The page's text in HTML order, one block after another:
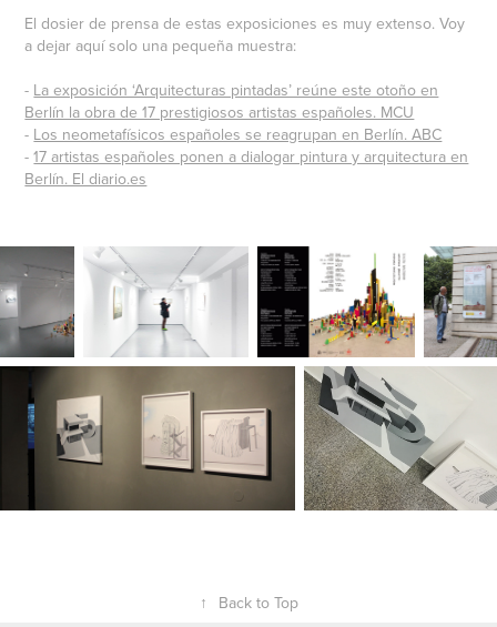
El dosier de prensa de estas exposiciones es muy extenso. Voy
a dejar aquí solo una pequeña muestra:
- La exposición ‘Arquitecturas pintadas’ reúne este otoño en
Berlín la obra de 17 prestigiosos artistas españoles. MCU
- Los neometafísicos españoles se reagrupan en Berlín. ABC
-17 artistas españoles ponen a dialogar pintura y arquitectura en
Berlín. El diario.es
↑ Back to Top